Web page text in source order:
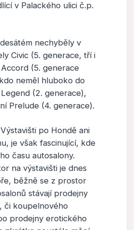
v Palackého ulici č.p.
nechyběly v
Civic (5. generace, tří i
(5. generace
neměl hluboko do
(2. generace),
Prelude (4. generace).
po Hondě ani
je však fascinující, kde
času autosalony.
na výstavišti je dnes
běžně se z prostor
stávají prodejny
či koupelnového
prodejny erotického